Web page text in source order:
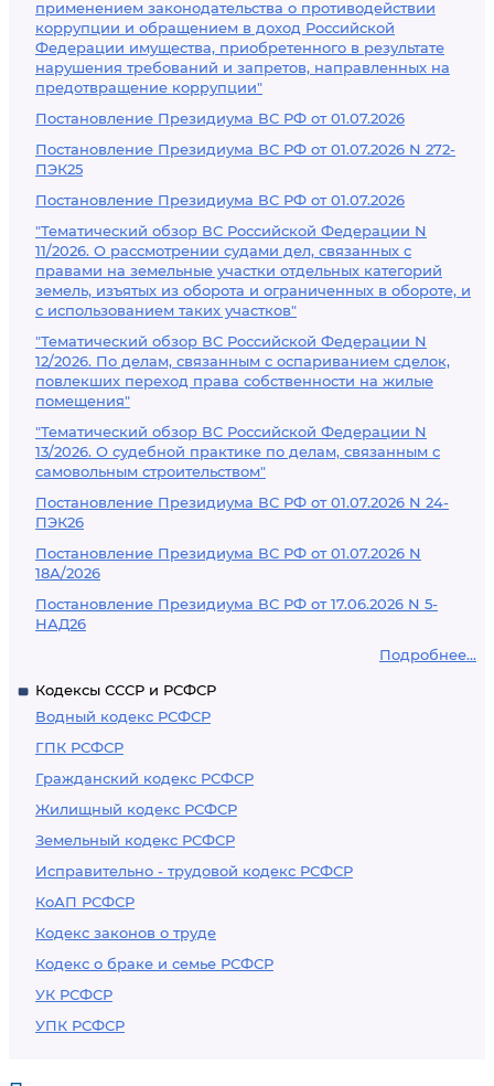
применением законодательства о противодействии
коррупции и обращением в доход Российской
Федерации имущества, приобретенного в результате
нарушения требований и запретов, направленных на
предотвращение коррупции"
Постановление Президиума ВС РФ от 01.07.2026
Постановление Президиума ВС РФ от 01.07.2026 N 272-
ПЭК25
Постановление Президиума ВС РФ от 01.07.2026
"Тематический обзор ВС Российской Федерации N
11/2026. О рассмотрении судами дел, связанных с
правами на земельные участки отдельных категорий
земель, изъятых из оборота и ограниченных в обороте, и
с использованием таких участков"
"Тематический обзор ВС Российской Федерации N
12/2026. По делам, связанным с оспариванием сделок,
повлекших переход права собственности на жилые
помещения"
"Тематический обзор ВС Российской Федерации N
13/2026. О судебной практике по делам, связанным с
самовольным строительством"
Постановление Президиума ВС РФ от 01.07.2026 N 24-
ПЭК26
Постановление Президиума ВС РФ от 01.07.2026 N
18А/2026
Постановление Президиума ВС РФ от 17.06.2026 N 5-
НАД26
Подробнее...
Кодексы СССР и РСФСР
Водный кодекс РСФСР
ГПК РСФСР
Гражданский кодекс РСФСР
Жилищный кодекс РСФСР
Земельный кодекс РСФСР
Исправительно - трудовой кодекс РСФСР
КоАП РСФСР
Кодекс законов о труде
Кодекс о браке и семье РСФСР
УК РСФСР
УПК РСФСР